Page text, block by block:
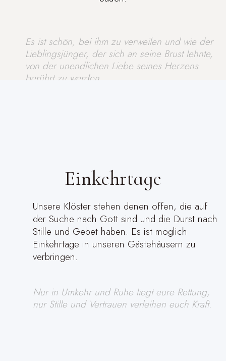
Es ist schön, bei ihm zu verweilen und wie der
Lieblingsjünger, der sich an seine Brust lehnte,
von der unendlichen Liebe seines Herzens
berührt zu werden.
Einkehrtage
Unsere Klöster stehen denen offen, die auf
der Suche nach Gott sind und die Durst nach
Stille und Gebet haben. Es ist möglich
Einkehrtage in unseren Gästehäusern zu
verbringen.
Nur in Umkehr und Ruhe liegt eure Rettung,
nur Stille und Vertrauen verleihen euch Kraft.